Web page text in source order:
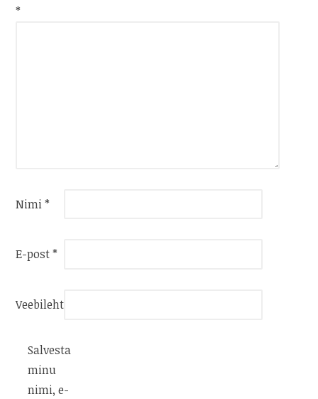
*
Nimi*
E-post*
Veebileht
Salvesta
minu
nimi, e-